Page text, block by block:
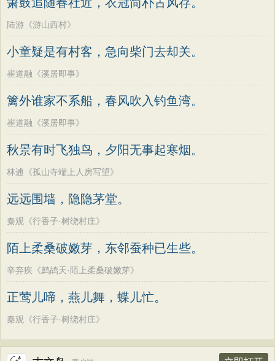
陆游《游山西村》
小童疑是有村客，急向柴门去却关。
崔道融《溪居即事》
篱外谁家不系船，春风吹入钓鱼湾。
崔道融《溪居即事》
秋景有时飞独鸟，夕阳无事起寒烟。
林逋《孤山寺端上人房写望》
远远围墙，隐隐茅堂。
秦观《行香子·树绕村庄》
陌上柔桑破嫩芽，东邻蚕种已生些。
辛弃疾《鹧鸪天·陌上柔桑破嫩芽》
正莺儿啼，燕儿舞，蝶儿忙。
秦观《行香子·树绕村庄》